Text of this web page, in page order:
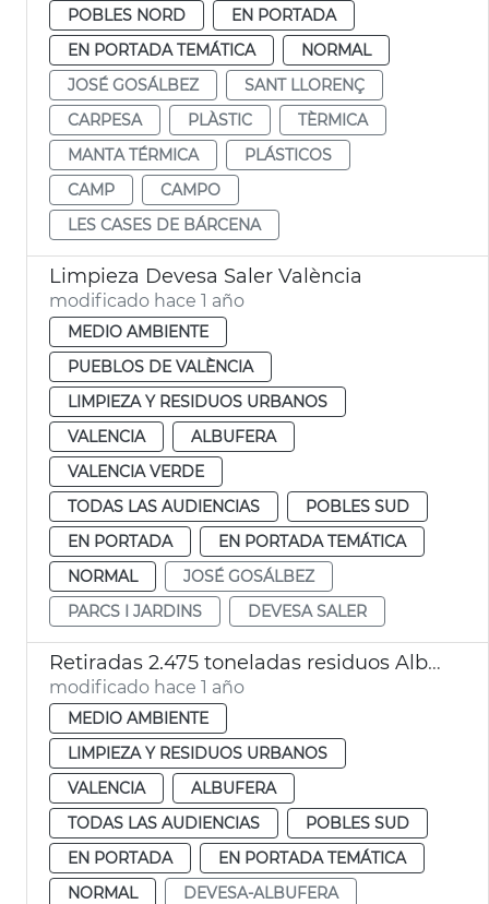
POBLES NORD
EN PORTADA
EN PORTADA TEMÁTICA
NORMAL
JOSÉ GOSÁLBEZ
SANT LLORENÇ
CARPESA
PLÀSTIC
TÈRMICA
MANTA TÉRMICA
PLÁSTICOS
CAMP
CAMPO
LES CASES DE BÁRCENA
Limpieza Devesa Saler València
modificado hace 1 año
MEDIO AMBIENTE
PUEBLOS DE VALÈNCIA
LIMPIEZA Y RESIDUOS URBANOS
VALENCIA
ALBUFERA
VALENCIA VERDE
TODAS LAS AUDIENCIAS
POBLES SUD
EN PORTADA
EN PORTADA TEMÁTICA
NORMAL
JOSÉ GOSÁLBEZ
PARCS I JARDINS
DEVESA SALER
Retiradas 2.475 toneladas residuos Albufera tras la riada
modificado hace 1 año
MEDIO AMBIENTE
LIMPIEZA Y RESIDUOS URBANOS
VALENCIA
ALBUFERA
TODAS LAS AUDIENCIAS
POBLES SUD
EN PORTADA
EN PORTADA TEMÁTICA
NORMAL
DEVESA-ALBUFERA